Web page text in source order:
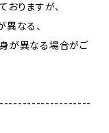
りますが、
なる、
が異なる場合がご